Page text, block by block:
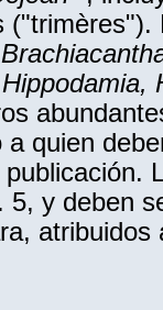
a quien
5, y deben